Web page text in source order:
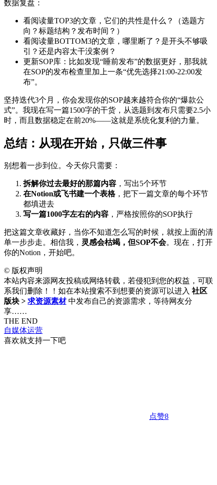
数据复盘：
看阅读量TOP3的文章，它们的共性是什么？（选题方
向？标题结构？发布时间？）
看阅读量BOTTOM3的文章，哪里断了？是开头不够吸
引？还是内容太干没案例？
更新SOP库：比如发现“睡前发布”的数据更好，那我就
在SOP的发布检查里加上一条“优先选择21:00-22:00发
布”。
坚持迭代3个月，你会发现你的SOP越来越符合你的“爆款公
式”。我现在写一篇1500字的干货，从选题到发布只需要2.5小
时，而且数据稳定在前20%——这就是系统化复利的力量。
总结：从现在开始，只做三件事
别想着一步到位。今天你只需要：
拆解你过去最好的那篇内容 ，写出5个环节
在Notion或飞书建一个表格，把下一篇文章的每个环节
都填进去
写一篇1000字左右的内容 ，严格按照你的SOP执行
把这篇文章收藏好，当你不知道怎么写的时候，就按上面的清
单一步步走。相信我， 灵感会枯竭，但SOP不会。现在，打开
你的Notion，开始吧。
© 版权声明
本站内容来源网友投稿或网络转载，若侵犯到您的权益，可联
系我们删除！！如在本站搜索不到想要的资源可以进入 社区
版块 > 求资源素材 中发布自己的资源需求，等待网友分
享……
THE END
自媒体运营
喜欢就支持一下吧
点赞8